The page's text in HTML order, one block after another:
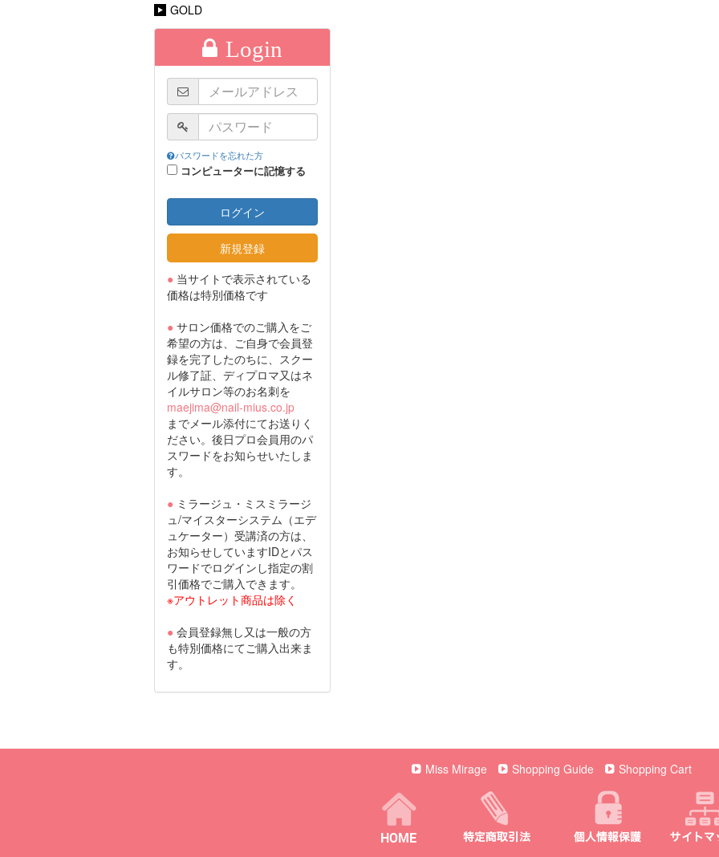
GOLD
Login
パスワードを忘れた方
コンピューターに記憶する
ログイン
新規登録
● 当サイトで表示されている
価格は特別価格です
● サロン価格でのご購入をご
希望の方は、ご自身で会員登
録を完了したのちに、スクー
ル修了証、ディプロマ又はネ
イルサロン等のお名刺を
maejima@nail-mius.co.jp
までメール添付にてお送りく
ださい。後日プロ会員用のパ
スワードをお知らせいたしま
す。
● ミラージュ・ミスミラージ
ュ/マイスターシステム（エデ
ュケーター）受講済の方は、
お知らせしていますIDとパス
ワードでログインし指定の割
引価格でご購入できます。
※アウトレット商品は除く
● 会員登録無し又は一般の方
も特別価格にてご購入出来ま
す。
Miss Mirage Shopping Guide Shopping Cart